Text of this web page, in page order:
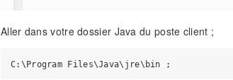
Aller dans votre dossier Java du poste client ;